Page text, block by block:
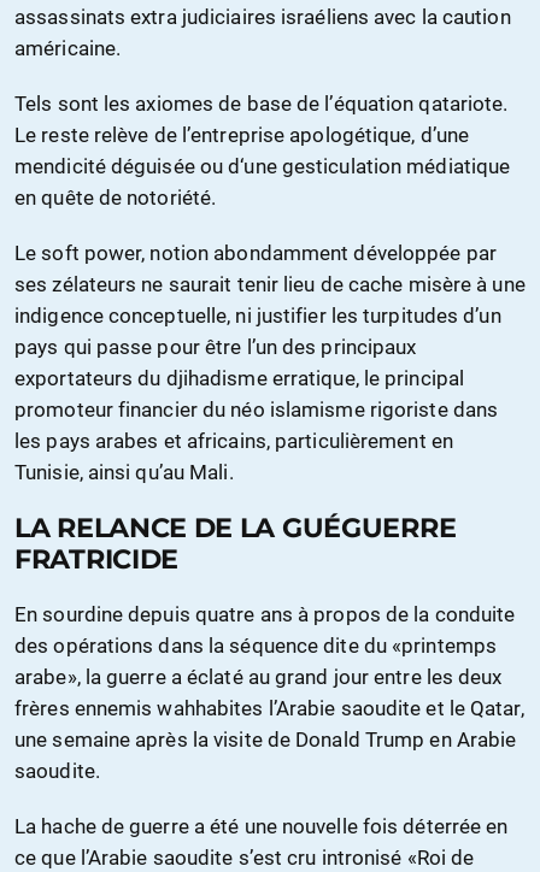
assassinats extra judiciaires israéliens avec la caution
américaine.
Tels sont les axiomes de base de l’équation qatariote.
Le reste relève de l’entreprise apologétique, d’une
mendicité déguisée ou d‘une gesticulation médiatique
en quête de notoriété.
Le soft power, notion abondamment développée par
ses zélateurs ne saurait tenir lieu de cache misère à une
indigence conceptuelle, ni justifier les turpitudes d’un
pays qui passe pour être l’un des principaux
exportateurs du djihadisme erratique, le principal
promoteur financier du néo islamisme rigoriste dans
les pays arabes et africains, particulièrement en
Tunisie, ainsi qu’au Mali.
LA RELANCE DE LA GUÉGUERRE
FRATRICIDE
En sourdine depuis quatre ans à propos de la conduite
des opérations dans la séquence dite du «printemps
arabe», la guerre a éclaté au grand jour entre les deux
frères ennemis wahhabites l’Arabie saoudite et le Qatar,
une semaine après la visite de Donald Trump en Arabie
saoudite.
La hache de guerre a été une nouvelle fois déterrée en
ce que l’Arabie saoudite s’est cru intronisé «Roi de